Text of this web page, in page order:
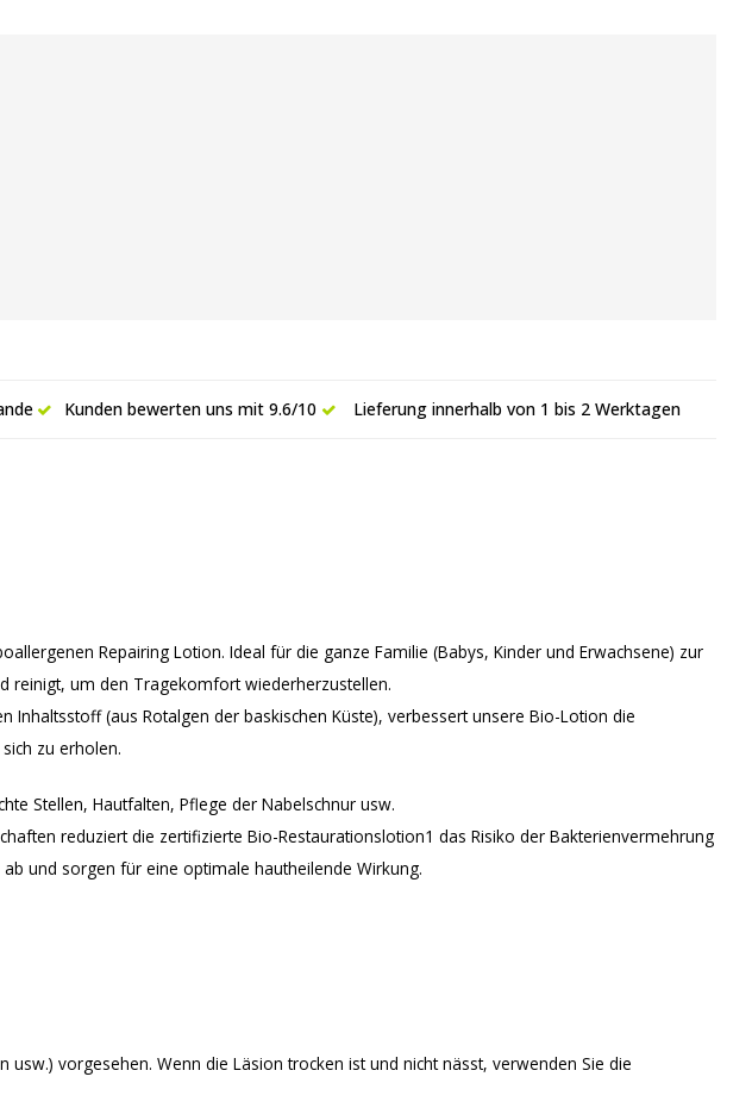
Kunden bewerten uns mit 9.6/10 Lieferung innerhalb von 1 bis 2 Werktagen
Repairing Lotion. Ideal für die ganze Familie (Babys, Kinder und Erwachsene) zur
reinigt, um den Tragekomfort wiederherzustellen.
(aus Rotalgen der baskischen Küste), verbessert unsere Bio-Lotion die
zu erholen.
Stellen, Hautfalten, Pflege der Nabelschnur usw.
reduziert die zertifizierte Bio-Restaurationslotion1 das Risiko der Bakterienvermehrung
und sorgen für eine optimale hautheilende Wirkung.
vorgesehen. Wenn die Läsion trocken ist und nicht nässt, verwenden Sie die